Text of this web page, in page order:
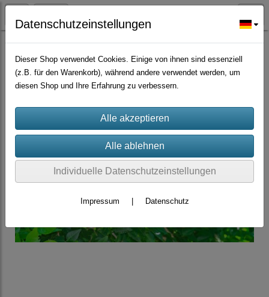
Früchte Samen
Datenschutzeinstellungen
Dieser Shop verwendet Cookies. Einige von ihnen sind essenziell
(z.B. für den Warenkorb), während andere verwendet werden, um
diesen Shop und Ihre Erfahrung zu verbessern.
Individuelle Datenschutzeinstellungen
Impressum Datenschutz